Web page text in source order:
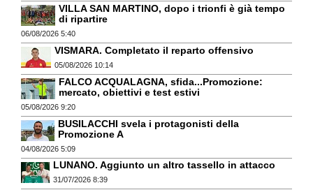
VILLA SAN MARTINO, dopo i trionfi è già tempo
di ripartire
06/08/2026 5:40
VISMARA. Completato il reparto offensivo
05/08/2026 10:14
FALCO ACQUALAGNA, sfida...Promozione:
mercato, obiettivi e test estivi
05/08/2026 9:20
BUSILACCHI svela i protagonisti della
Promozione A
04/08/2026 5:09
LUNANO. Aggiunto un altro tassello in attacco
31/07/2026 8:39